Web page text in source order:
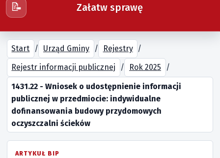
📝 Załatw sprawę
Start / Urząd Gminy / Rejestry /
Rejestr informacji publicznej / Rok 2025 /
1431.22 - Wniosek o udostępnienie informacji
publicznej w przedmiocie: indywidualne
dofinansowania budowy przydomowych
oczyszczalni ścieków
ARTYKUŁ BIP